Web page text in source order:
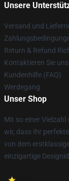
Unsere
Versand und
Return & Refund
Kontaktieren Sie uns
Kundenhilfe (FAQ)
Werdegang
Unser Shop
Mit so einer
wir, dass Ihr
von dem
einzigartige